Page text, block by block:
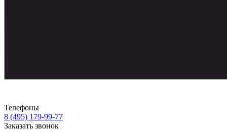
Телефоны
8 (495) 179-99-77
Заказать звонок